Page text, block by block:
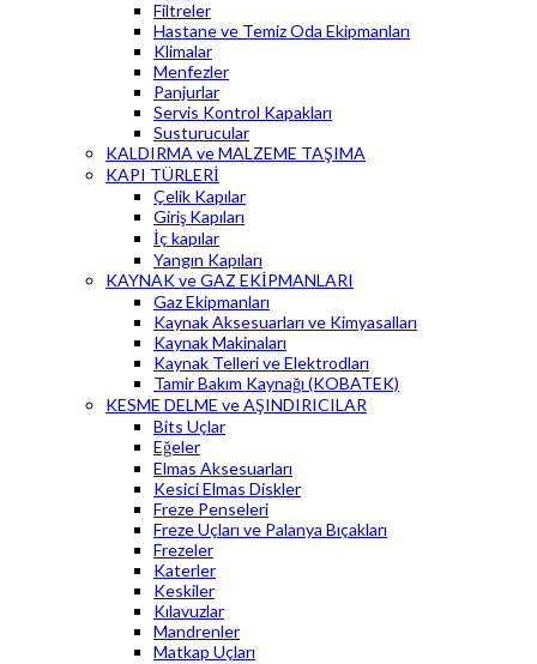
Filtreler
Hastane ve Temiz Oda Ekipmanları
Klimalar
Menfezler
Panjurlar
Servis Kontrol Kapakları
Susturucular
KALDIRMA ve MALZEME TAŞIMA
KAPI TÜRLERİ
Çelik Kapılar
Giriş Kapıları
İç kapılar
Yangın Kapıları
KAYNAK ve GAZ EKİPMANLARI
Gaz Ekipmanları
Kaynak Aksesuarları ve Kimyasalları
Kaynak Makinaları
Kaynak Telleri ve Elektrodları
Tamir Bakım Kaynağı (KOBATEK)
KESME DELME ve AŞINDIRICILAR
Bits Uçlar
Eğeler
Elmas Aksesuarları
Kesici Elmas Diskler
Freze Penseleri
Freze Uçları ve Palanya Bıçakları
Frezeler
Katerler
Keskiler
Kılavuzlar
Mandrenler
Matkap Uçları